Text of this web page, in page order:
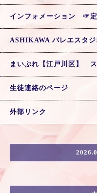
インフォメーション ☞定
ASHIKAWA バレエスタ
まいぷれ【江戸川区】
生徒連絡のページ
外部リンク